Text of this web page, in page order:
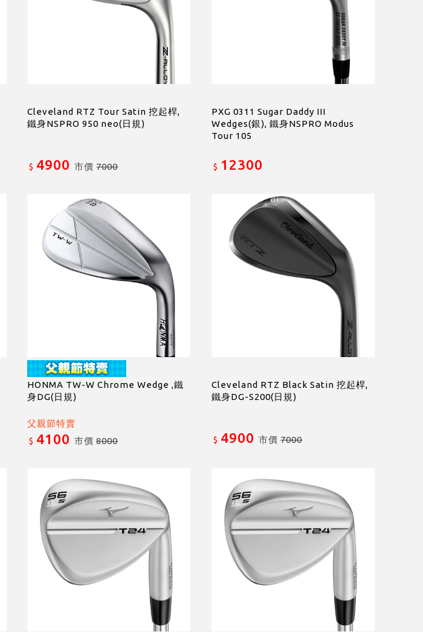
Cleveland RTZ Tour Satin 挖起桿,
鐵身NSPRO 950 neo(日規)
$ 4900 市價7000
PXG 0311 Sugar Daddy III
Wedges(銀), 鐵身NSPRO Modus
Tour 105
$ 12300
HONMA TW-W Chrome Wedge ,鐵
身DG(日規)
父親節特賣
$ 4100 市價8000
Cleveland RTZ Black Satin 挖起桿,
鐵身DG-S200(日規)
$ 4900 市價7000